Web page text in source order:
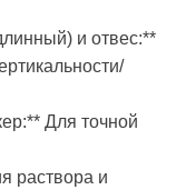
и отвес:**
Для точной
раствора и